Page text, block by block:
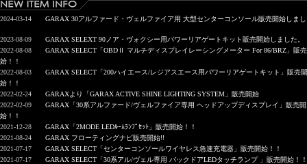
2024-03-14 GARAX 30アルファード・ヴェルファイア用 大型センターコンソール販売開始しま
2023-08-09
GARAX SELEXT 90ノア・ヴォクシー用パワーリアゲートキット販売開始しました。
2022-08-08
GARAX SELECT「OBDⅡ マルチディスプレイレーシングメーター For 86/BRZ」販
始！！
2022-08-03
GARAX SELECT「200ハイエース/レジアスエース用パワーリアゲートキット」販売開
始！！
2022-02-24
GARAXより「GARAX ACTIVE SHINE LIGHTING SYSTEM」販売開始
2022-02-09
GARAX「30系アルファード/ヴェルファイア専用 ヘッドアップディスプレイ」販売開
始！！
2021-12-28
GARAX「2MODE LEDﾙｰﾑﾗﾝﾌﾟｾｯﾄ」販売開始！！
2021-08-24
GARAX フローティングナビ販売開始!!
2021-07-17
GARAX SELECT「センターコンソールワイヤレス急速充電器」販売開始！！
2021-07-17
GARAX SELECT「30系アル/ヴェル専用 バックドアLEDタッチランプ 」販売開始！！